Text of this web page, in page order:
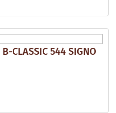
CLASSIC 544 SIGNO